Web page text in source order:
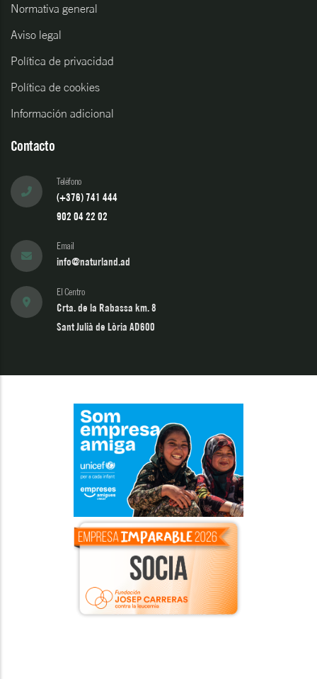
Normativa general
Aviso legal
Política de privacidad
Política de cookies
Información adicional
Contacto
Teléfono
(+376) 741 444
902 04 22 02
Email
info@naturland.ad
El Centro
Crta. de la Rabassa km. 8
Sant Julià de Lòria AD600